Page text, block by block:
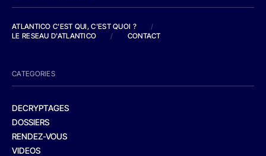
ATLANTICO C'EST QUI, C'EST QUOI ?
/
LE RESEAU D'ATLANTICO
/ CONTACT
CATEGORIES
DECRYPTAGES
DOSSIERS
RENDEZ-VOUS
VIDEOS